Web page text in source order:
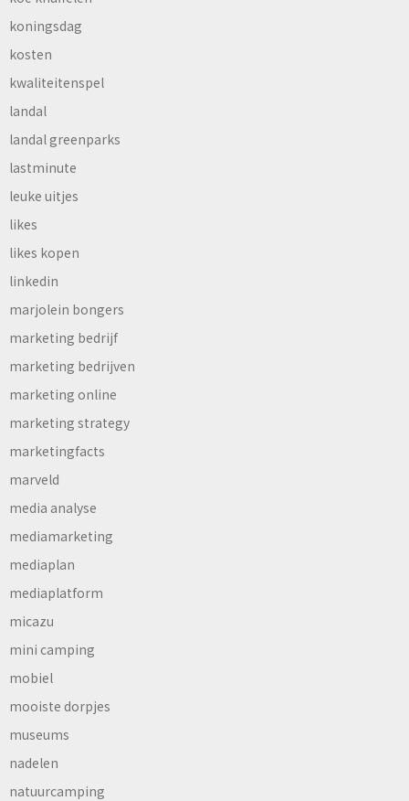
koningsdag
kosten
kwaliteitenspel
landal
landal greenparks
lastminute
leuke uitjes
likes
likes kopen
linkedin
marjolein bongers
marketing bedrijf
marketing bedrijven
marketing online
marketing strategy
marketingfacts
marveld
media analyse
mediamarketing
mediaplan
mediaplatform
micazu
mini camping
mobiel
mooiste dorpjes
museums
nadelen
natuurcamping